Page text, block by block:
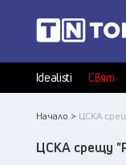
Idealisti Свят
Начало > ЦСКА
ЦСКА срещу